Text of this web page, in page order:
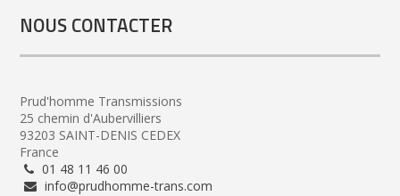
NOUS CONTACTER
Prud'homme Transmissions
25 chemin d'Aubervilliers
93203 SAINT-DENIS CEDEX
France
01 48 11 46 00
info@prudhomme-trans.com